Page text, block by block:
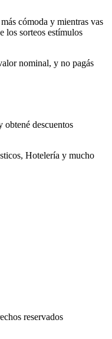
cómoda y mientras vas
los sorteos estímulos
nominal, y no pagás
obtené descuentos
Hotelería y mucho
reservados